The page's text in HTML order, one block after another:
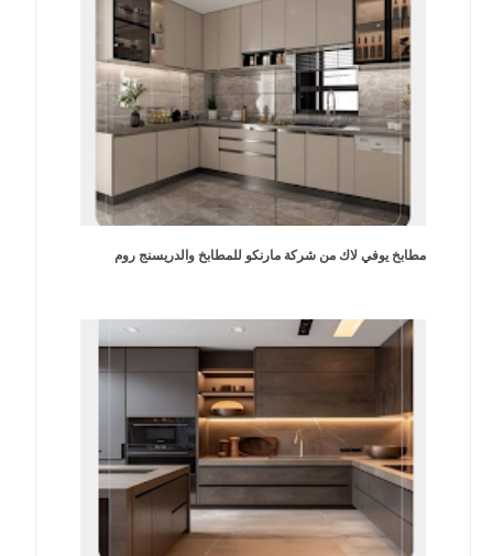
مطابخ يوفي لاك من شركة مارنكو للمطابخ والدريسنج روم